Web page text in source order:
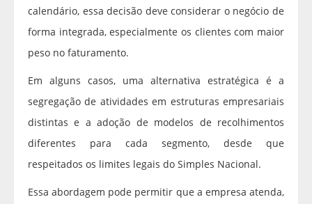
calendário, essa decisão deve considerar o negócio de
forma integrada, especialmente os clientes com maior
peso no faturamento.
Em alguns casos, uma alternativa estratégica é a
segregação de atividades em estruturas empresariais
distintas e a adoção de modelos de recolhimentos
diferentes para cada segmento, desde que
respeitados os limites legais do Simples Nacional.
Essa abordagem pode permitir que a empresa atenda,